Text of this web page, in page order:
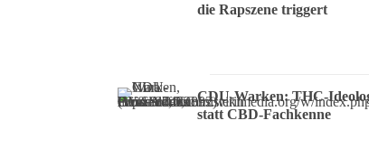
die Rapszene triggert
CDU-Warken: THC-
statt CBD-Fachkenne